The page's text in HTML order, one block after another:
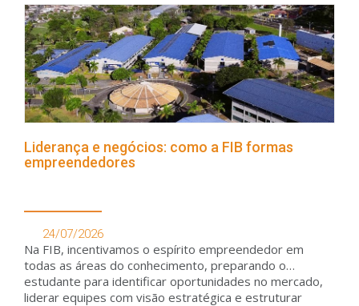
Liderança e negócios: como a FIB formas
empreendedores
24/07/2026
Na FIB, incentivamos o espírito empreendedor em
todas as áreas do conhecimento, preparando o
estudante para identificar oportunidades no mercado,
liderar equipes com visão estratégica e estruturar